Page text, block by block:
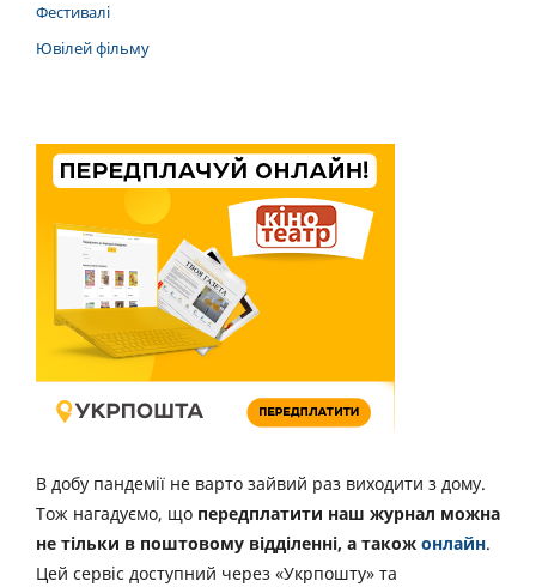
Фестивалі
Ювілей фільму
В добу пандемії не варто зайвий раз виходити з дому.
Тож нагадуємо, що передплатити наш журнал можна
не тільки в поштовому відділенні, а також онлайн.
Цей сервіс доступний через «Укрпошту» та